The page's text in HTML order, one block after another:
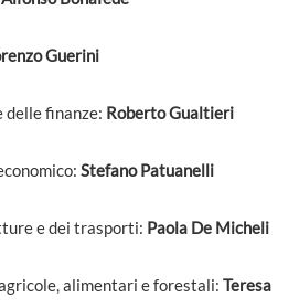
Guerini
delle finanze: Roberto Gualtieri
Stefano Patuanelli
e dei trasporti: Paola De Micheli
alimentari e forestali: Teresa